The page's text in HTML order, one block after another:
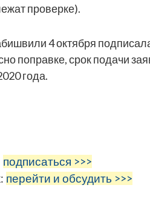
проверке).
4 октября
поправке, срок подачи
года.
подписаться >>>
перейти и обсудить >>>